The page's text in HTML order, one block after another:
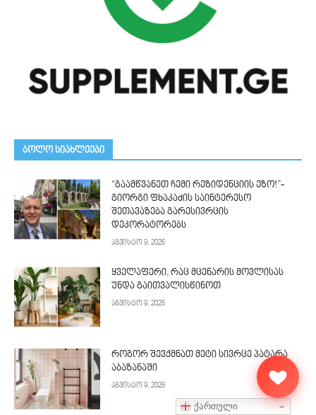
ᲑᲝᲚᲝ ᲡᲘᲐᲮᲚᲔᲔᲑᲘ
“გაამწვანეთ ჩემი რეზიდენციის ეზო!”-
გიორგი ფხაკაძის საინტერესო
შეთავაზება გარესივრცის
დეკორატორებს
აგვისტო 9, 2026
ყველაფერი, რაც მცენარის მოვლისას
უნდა გაითვალისწინოთ
აგვისტო 9, 2026
როგორ შევქმნათ მეტი სივრცე პატარა
აბაზანაში
აგვისტო 9, 2026
ქართული